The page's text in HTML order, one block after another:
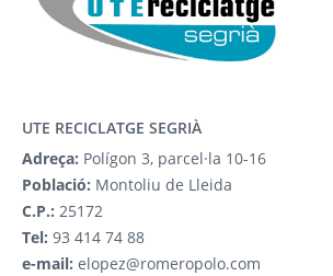
UTE RECICLATGE SEGRIÀ
Adreça: Polígon 3, parcel·la 10-16
Població: Montoliu de Lleida
C.P.: 25172
Tel: 93 414 74 88
e-mail: elopez@romeropolo.com